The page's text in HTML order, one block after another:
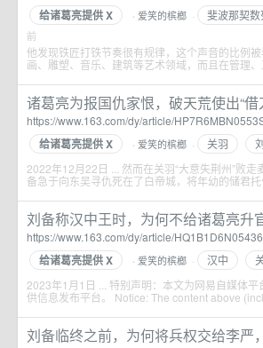
给诸葛亮提供 X · 爱笑的槟榔 · 斐波那契数
前
他发现铁匠打铁节奏很有规律，这个声音的比例
画、雕塑、音乐、建筑等艺术领域，而且在管理、
诸葛亮为报国仇家恨，破天荒使出“
https://www.163.com/dy/article/
给诸葛亮提供 X · 爱笑的槟榔 · 关羽
2022年12月22日 ... 然而在关羽“大意失荆州”败
备急于向东吴寻仇死在了白帝城，将年幼的储君托
刘备称汉中王时，为何不给诸葛亮升
https://www.163.com/dy/article/
给诸葛亮提供 X · 爱笑的槟榔 · 汉中
2023年1月1日 ... 特别声明：本文为网易自媒体
供信息发布平台。 Notice: The content above
刘备临终之前，为何将兵权交给李严